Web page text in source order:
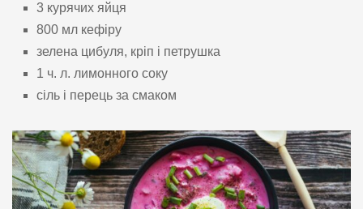
3 курячих яйця
800 мл кефіру
зелена цибуля, кріп і петрушка
1 ч. л. лимонного соку
сіль і перець за смаком